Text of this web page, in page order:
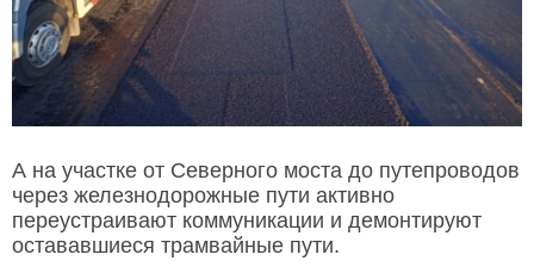
А на участке от Северного моста до путепроводов
через железнодорожные пути активно
переустраивают коммуникации и демонтируют
остававшиеся трамвайные пути.